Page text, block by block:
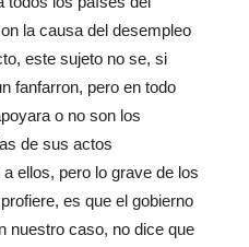
la causa del desempleo
este sujeto no se, si
fanfarron, pero en todo
o no son los
de sus actos
ellos, pero lo grave de los
es que el gobierno
nuestro caso, no dice que